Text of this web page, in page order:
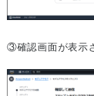
③確認画面が表示